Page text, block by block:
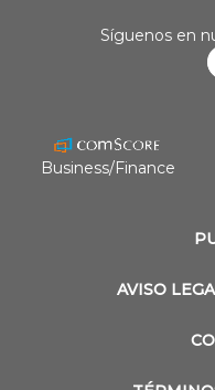
AVISO
Síguenos en
Business/Finance